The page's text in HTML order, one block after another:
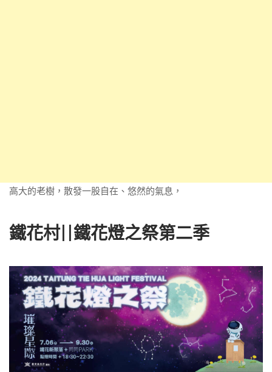
高大的老樹，散發一股自在、悠然的氣息，
鐵花村||鐵花燈之祭第二季